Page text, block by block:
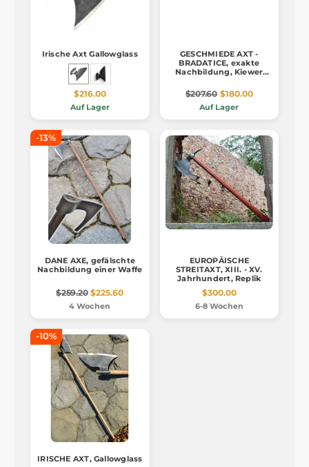
Irische Axt Gallowglass
$216.00
Auf Lager
GESCHMIEDE AXT -
BRADATICE, exakte
Nachbildung, Kiewer
$207.60 $180.00
Auf Lager
-13%
DANE AXE, gefälschte
Nachbildung einer Waffe
$259.20 $225.60
4 Wochen
EUROPÄISCHE
STREITAXT, XIII. - XV.
Jahrhundert, Replik
$300.00
6-8 Wochen
-10%
IRISCHE AXT, Gallowglass